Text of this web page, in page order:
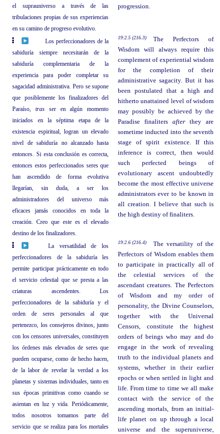
el suprauniverso a través de las
tribulaciones propias de sus experiencias
en su camino de progreso evolutivo.
progression.
Los perfeccionadores de la
sabiduría siempre necesitarán de la
sabiduría complementaria de la
experiencia para poder completar su
sagacidad administrativa. Pero se supone
que posiblemente los finalizadores del
Paraíso,tras ser en algún momento
iniciados en la séptima etapa de la
existencia espiritual, logran un elevado
nivel de sabiduría no alcanzado hasta
entonces. Si esta conclusión es correcta,
entonces estos perfeccionados seres que
han ascendido de forma evolutiva
llegarían, sin duda, a ser los
administradores del universo más
eficaces jamás conocidos en toda la
creación. Creo que este es el elevado
destino de los finalizadores.
19:2.5 (216.3)
The Perfectors of
Wisdom will always require this
complement of experiential wisdom
for the completion of their
administrative sagacity. But it has
been postulated that a high and
hitherto unattained level of wisdom
may possibly be achieved by the
Paradise finalitersafter they are
sometime inducted into the seventh
stage of spirit existence. If this
inference is correct, then would
such perfected beings of
evolutionary ascent undoubtedly
become the most effective universe
administrators ever to be known in
all creation. I believe that such is
the high destiny of finaliters.
La versatilidad de los
perfeccionadores de la sabiduría les
permite participar prácticamente en todo
el servicio celestial que se presta a las
criaturas ascendentes. Los
perfeccionadores de la sabiduría y el
orden de seres personales al que
pertenezco, los consejeros divinos, junto
con los censores universales, constituyen
los órdenes más elevados de seres que
pueden ocuparse, como de hecho hacen,
de la labor de revelar la verdad a los
planetas y sistemas individuales, tanto en
sus épocas primitivas como cuando se
asientan en luz y vida. Periódicamente,
todos nosotros tomamos parte del
servicio que se realiza para los mortales
19:2.6 (216.4)
The versatility of the
Perfectors of Wisdom enables them
to participate in practically all of
the celestial services of the
ascendant creatures. The Perfectors
of Wisdom and my order of
personality, the Divine Counselors,
together with the Universal
Censors, constitute the highest
orders of beings who may and do
engage in the work of revealing
truth to the individual planets and
systems, whether in their earlier
epochs or when settled in light and
life. From time to time we all make
contact with the service of the
ascending mortals, from an initial-
life planet on up through a local
universe and the superuniverse,